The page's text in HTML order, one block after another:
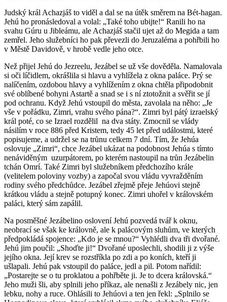
Judský král Achazjáš to viděl a dal se na útěk směrem na Bét-hagan.
Jehú ho pronásledoval a volal: „Také toho ubijte!“ Ranili ho na
svahu Gúru u Jibleámu, ale Achazjáš stačil ujet až do Megida a tam
zemřel. Jeho služebníci ho pak převezli do Jeruzaléma a pohřbili ho
v Městě Davidově, v hrobě vedle jeho otce.
Než přijel Jehú do Jezreelu, Jezábel se už vše dověděla. Namalovala
si oči líčidlem, okrášlila si hlavu a vyhlížela z okna paláce. Prý se
nalíčením, ozdobou hlavy a vyhlížením z okna chtěla připodobnit
své oblíbené bohyni Astartě a snad se i s ní ztotožnit a svěřit se jí
pod ochranu. Když Jehú vstoupil do města, zavolala na něho: „Je
vše v pořádku, Zimri, vrahu svého pána?“. Zimri byl pátý izraelský
král poté, co se Izrael rozdělil na dva státy. Zmocnil se vlády
násilím v roce 886 před Kristem, tedy 45 let před událostmi, které
popisujeme, a udržel se na trůnu celkem 7 dní. Tím, že Jehúa
oslovuje „Zimri“, chce Jezábel ukázat na podobnost Jehúa s tímto
nenáviděným uzurpátorem, po kterém nastoupil na trůn Jezábelin
tchán Omrí. Také Zimri byl služebníkem předchozího krále
(velitelem poloviny vozby) a započal svou vládu vyvražděním
rodiny svého předchůdce. Jezábel zřejmě přeje Jehúovi stejně
krátkou vládu a stejně potupný konec. Zimri uhořel v královském
paláci, který sám zapálil.
Na posměšné Jezábelino oslovení Jehú pozvedá tvář k oknu,
neobrací se však ke královně, ale k palácovým sluhům, ve kterých
předpokládá spojence: „Kdo je se mnou?“ Vyhlédli dva tři dvořané.
Jehú jim poučil: „Shoďte ji!“ Dvořané uposlechli, shodili ji z výše
jejího okna. Její krev se rozstříkla po zdi a po koních, kteří ji
ušlapali. Jehú pak vstoupil do paláce, jedl a pil. Potom nařídil:
„Postarejte se o tu proklatou a pohřběte ji. Je to dcera královská.“
Jeho muži šli, aby splnili jeho příkaz, ale nenašli z Jezábely nic, jen
lebku, nohy a ruce. Ohlásili to Jehúovi a ten jen řekl: „Splnilo se